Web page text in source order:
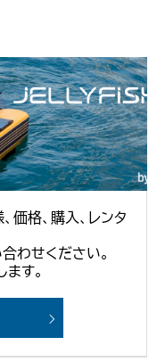
格、購入、レンタ
わせください。
す。